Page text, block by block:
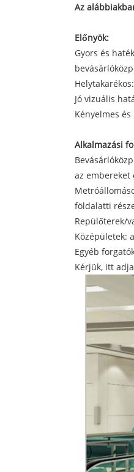
Az
Előnyök:
Gyors és
Jó vizuális
Kényelmes
Alkalmazási
az
földalatti
Repülőterek/
Középületek:
Egyéb
Kérjük, itt